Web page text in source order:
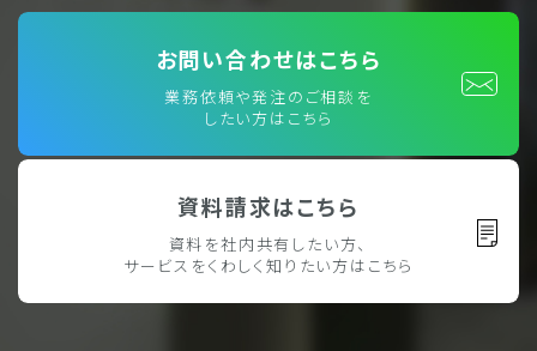
お問い合わせはこちら
業務依頼や発注のご相談を
したい方はこちら
資料請求はこちら
資料を社内共有したい方、
サービスをくわしく知りたい方はこちら